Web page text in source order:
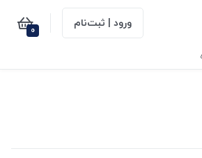
ورود | ثبت‌نام 0